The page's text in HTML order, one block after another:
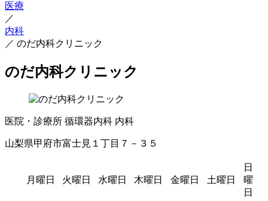
医療
／
内科
／ のだ内科クリニック
のだ内科クリニック
医院・診療所 循環器内科 内科
山梨県甲府市富士見１丁目７－３５
月曜日 火曜日 水曜日 木曜日 金曜日 土曜日
日
曜
日